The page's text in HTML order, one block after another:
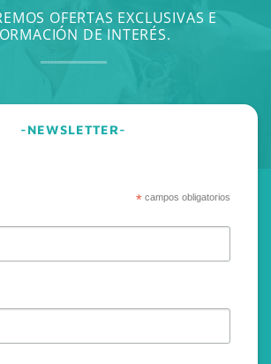
OFERTAS EXCLUSIVAS E
DE INTERÉS.
-NEWSLETTER-
* campos obligatorios